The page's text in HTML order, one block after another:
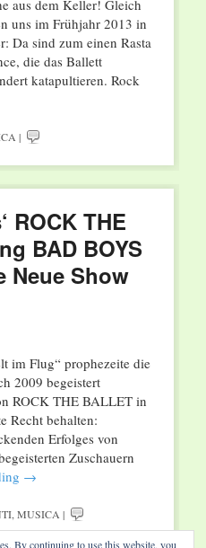
aus dem Keller! Gleich
uns im Frühjahr 2013 in
Da sind zum einen Rasta
die das Ballett
katapultieren. Rock
|
ROCK THE
BAD BOYS
Neue Show
im Flug“ prophezeite die
2009 begeistert
ROCK THE BALLET in
Recht behalten:
Erfolges von
Zuschauern
→
,MUSICA |
By continuing to use this website, you